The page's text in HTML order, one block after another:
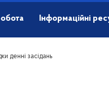
Інформаційні
денні засідань